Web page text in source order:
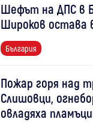
Шефът на ДПС в
Широков остава
България
Пожар горя над
Слишовци,
овладяха